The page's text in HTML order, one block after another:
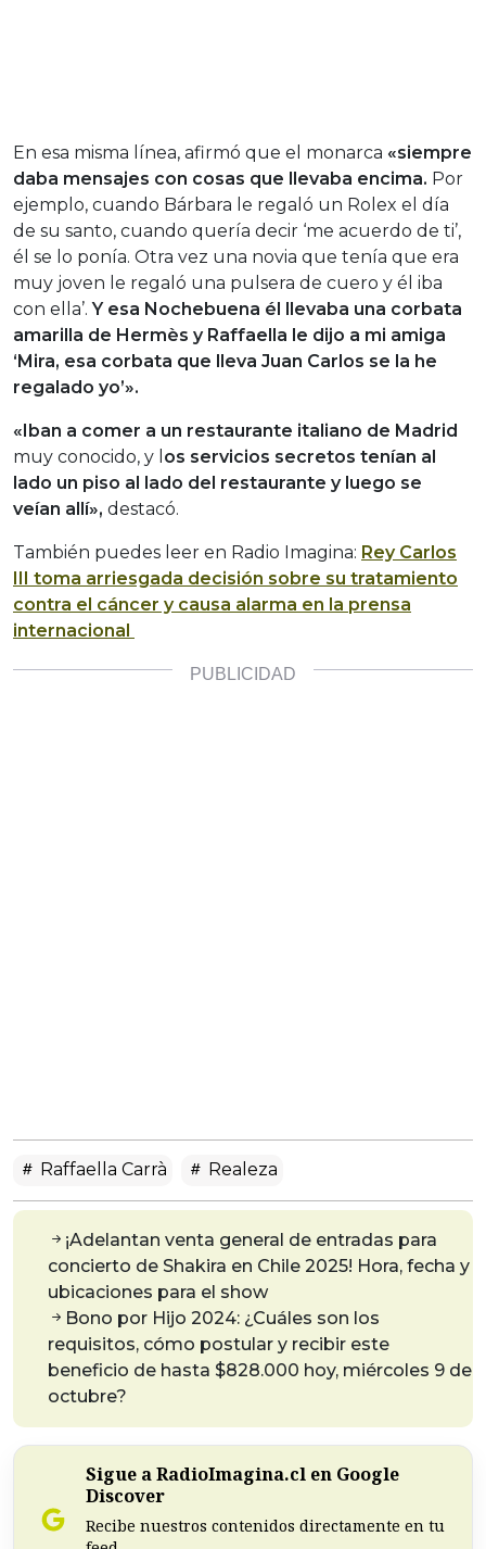
En esa misma línea, afirmó que el monarca «siempre
daba mensajes con cosas que llevaba encima. Por
ejemplo, cuando Bárbara le regaló un Rolex el día
de su santo, cuando quería decir ‘me acuerdo de ti’,
él se lo ponía. Otra vez una novia que tenía que era
muy joven le regaló una pulsera de cuero y él iba
con ella’.Y esa Nochebuena él llevaba una corbata
amarilla de Hermès y Raffaella le dijo a mi amiga
‘Mira, esa corbata que lleva Juan Carlos se la he
regalado yo’».
«Iban a comer a un restaurante italiano de Madrid
muy conocido, y l os servicios secretos tenían al
lado un piso al lado del restaurante y luego se
veían allí», destacó.
También puedes leer en Radio Imagina: Rey Carlos
III toma arriesgada decisión sobre su tratamiento
contra el cáncer y causa alarma en la prensa
internacional
Raffaella Carrà Realeza
¡Adelantan venta general de entradas para
concierto de Shakira en Chile 2025! Hora, fecha y
ubicaciones para el show
Bono por Hijo 2024: ¿Cuáles son los
requisitos, cómo postular y recibir este
beneficio de hasta $828.000 hoy, miércoles 9 de
octubre?
Sigue a RadioImagina.cl en Google
Discover
Recibe nuestros contenidos directamente en tu